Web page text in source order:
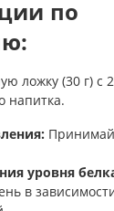
по
ложку (30 г) с
напитка.
уровня
в